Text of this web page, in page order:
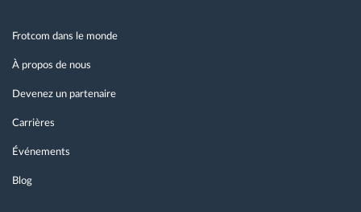
Frotcom dans le monde
À propos de nous
Devenez un partenaire
Carrières
Événements
Blog